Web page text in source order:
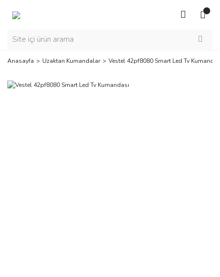
Anasayfa Uzaktan Kumandalar Vestel 42pf8080 Smart Led Tv